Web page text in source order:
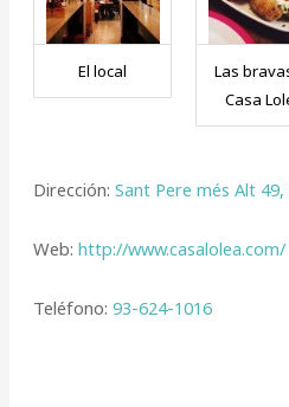
El local
Las
Casa
Dirección: Sant Pere més Alt
Web: http://www.casalolea.com/
Teléfono: 93-624-1016